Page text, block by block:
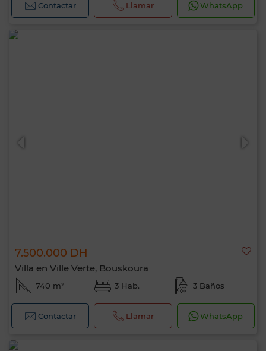
Contactar Llamar WhatsApp
7.500.000 DH
Villa en Ville Verte, Bouskoura
740 m² 3 Hab. 3 Baños
Contactar Llamar WhatsApp